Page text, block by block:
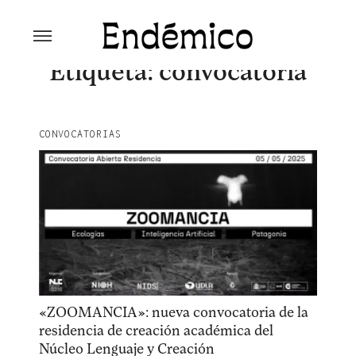
content
ambiental
Etiqueta: convocatoria
CONVOCATORIAS
«ZOOMANCIA»: nueva convocatoria de la
residencia de creación académica del
Núcleo Lenguaje y Creación